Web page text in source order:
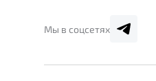
Мы в соцсетях